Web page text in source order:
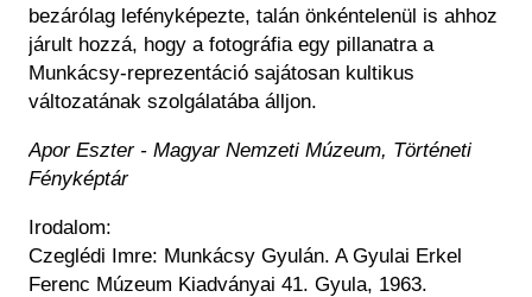
bezárólag lefényképezte, talán önkéntelenül is ahhoz
járult hozzá, hogy a fotográfia egy pillanatra a
Munkácsy-reprezentáció sajátosan kultikus
változatának szolgálatába álljon.
Apor Eszter - Magyar Nemzeti Múzeum, Történeti
Fényképtár
Irodalom:
Czeglédi Imre: Munkácsy Gyulán. A Gyulai Erkel
Ferenc Múzeum Kiadványai 41. Gyula, 1963.